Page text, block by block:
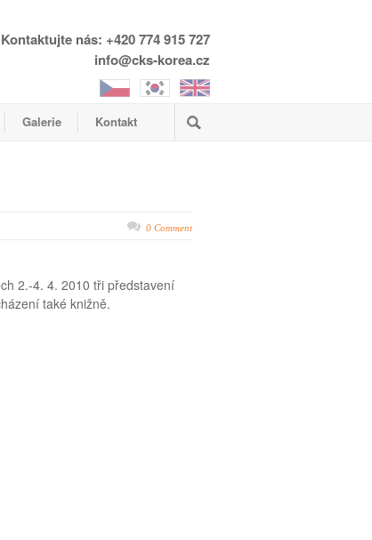
Kontaktujte nás: +420 774 915 727
info@cks-korea.cz
Galerie Kontakt
0 Comment
2.-4. 4. 2010 tři představení
také knižně.